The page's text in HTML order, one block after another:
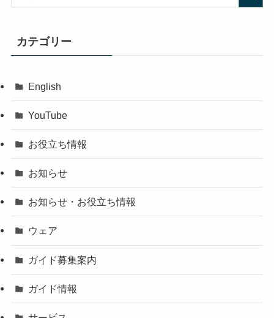
カテゴリー
English
YouTube
お役立ち情報
お知らせ
お知らせ・お役立ち情報
ウェア
ガイド募集案内
ガイド情報